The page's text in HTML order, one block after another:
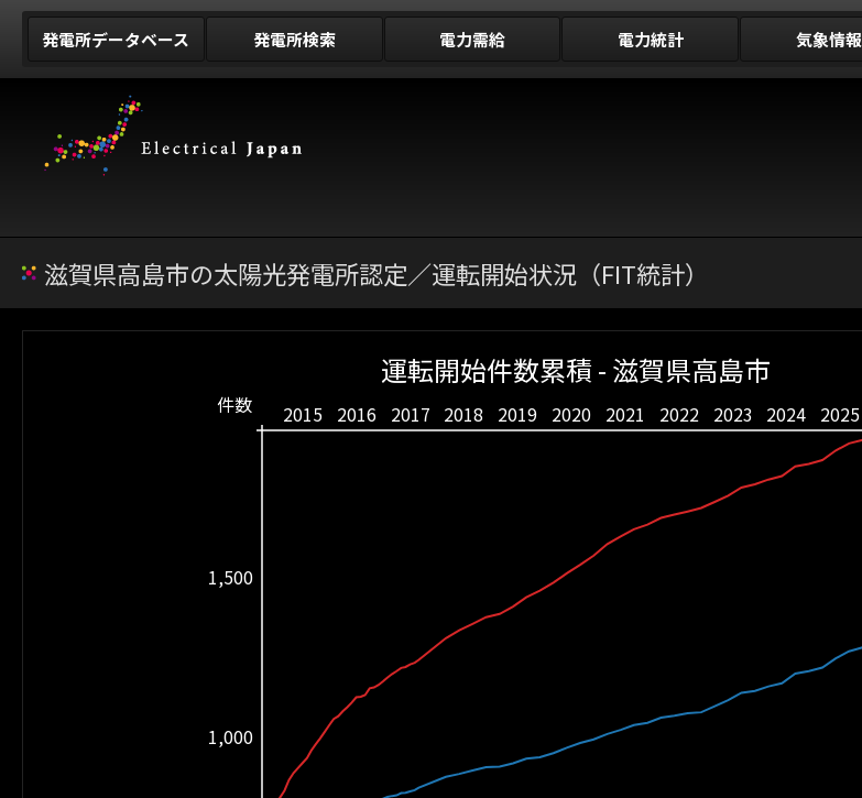
発電所データベース 発電所検索 電力需給 電力統計 気象情報
滋賀県高島市の太陽光発電所認定／運転開始状況（FIT統計）
2015 2016 2017 2018 2019 2020 2021 2022 2023 2024 2025
1,000
1,500
件数
運転開始件数累積 - 滋賀県高島市